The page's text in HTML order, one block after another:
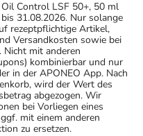
sind während und
nach der Therapie
Sprechen
an.
Alter sind während
zeitlang nach der
erforderlich.
Control LSF 50+, 50 ml
31.08.2026. Nur solange
rezeptpflichtige Artikel,
Versandkosten sowie bei
Nicht mit anderen
kombinierbar und nur
in der APONEO App. Nach
wird der Wert des
abgezogen. Wir
bei Vorliegen eines
mit einem anderen
zu ersetzen.